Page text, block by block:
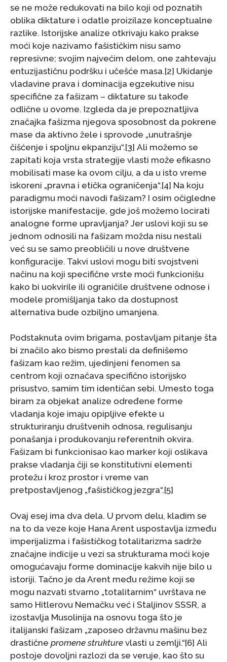
se ne može redukovati na bilo koji od poznatih
oblika diktature i odatle proizilaze konceptualne
razlike. Istorijske analize otkrivaju kako prakse
moći koje nazivamo fašističkim nisu samo
represivne; svojim najvećim delom, one zahtevaju
entuzijastičnu podršku i učešće masa.[2] Ukidanje
vladavine prava i dominacija egzekutive nisu
specifične za fašizam – diktature su takođe
odlične u ovome. Izgleda da je prepoznatljiva
značajka fašizma njegova sposobnost da pokrene
mase da aktivno žele i sprovode „unutrašnje
čišćenje i spoljnu ekpanziju“.[3] Ali možemo se
zapitati koja vrsta strategije vlasti može efikasno
mobilisati mase ka ovom cilju, a da u isto vreme
iskoreni „pravna i etička ograničenja“.[4] Na koju
paradigmu moći navodi fašizam? I osim očigledne
istorijske manifestacije, gde još možemo locirati
analogne forme upravljanja? Jer uslovi koji su se
jednom odnosili na fašizam možda nisu nestali
već su se samo preobličili u nove društvene
konfiguracije. Takvi uslovi mogu biti svojstveni
načinu na koji specifične vrste moći funkcionišu
kako bi uokvirile ili ograničile društvene odnose i
modele promišljanja tako da dostupnost
alternativa bude ozbiljno umanjena.
Podstaknuta ovim brigama, postavljam pitanje šta
bi značilo ako bismo prestali da definišemo
fašizam kao režim, ujedinjeni fenomen sa
centrom koji označava specifično istorijsko
prisustvo, samim tim identičan sebi. Umesto toga
biram za objekat analize određene forme
vladanja koje imaju opipljive efekte u
strukturiranju društvenih odnosa, regulisanju
ponašanja i produkovanju referentnih okvira.
Fašizam bi funkcionisao kao marker koji oslikava
prakse vladanja čiji se konstitutivni elementi
protežu i kroz prostor i vreme van
pretpostavljenog „fašističkog jezgra“.[5]
Ovaj esej ima dva dela. U prvom delu, kladim se
na to da veze koje Hana Arent uspostavlja između
imperijalizma i fašističkog totalitarizma sadrže
značajne indicije u vezi sa strukturama moći koje
omogućavaju forme dominacije kakvih nije bilo u
istoriji. Tačno je da Arent među režime koji se
mogu nazvati stvarno „totalitarnim“ uvrštava ne
samo Hitlerovu Nemačku već i Staljinov SSSR, a
izostavlja Musolinija na osnovu toga što je
italijanski fašizam „zaposeo državnu mašinu bez
drastične promene strukture vlasti u zemlji.“[6] Ali
postoje dovoljni razlozi da se veruje, kao što su